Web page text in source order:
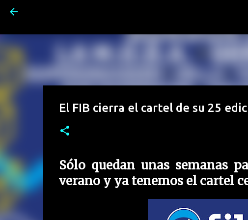
El FIB cierra el cartel de su 25
Sólo quedan unas semanas
verano y ya tenemos el cartel